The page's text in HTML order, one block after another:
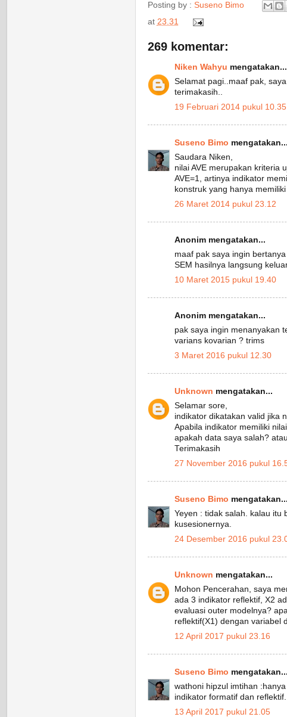
Posting by : Suseno Bimo
at 23.31
269 komentar:
Niken Wahyu mengatakan...
Selamat pagi..maaf pak,
terimakasih..
19 Februari 2014 pukul 10.35
Suseno Bimo mengatakan...
Saudara Niken,
nilai AVE merupakan kriteria
AVE=1, artinya indikator
konstruk yang hanya
26 Maret 2014 pukul 23.12
Anonim mengatakan...
maaf pak saya ingin
SEM hasilnya langsung
10 Maret 2015 pukul 19.40
Anonim mengatakan...
pak saya ingin menanyakan
varians kovarian ? trims
3 Maret 2016 pukul 12.30
Unknown mengatakan...
Selamar sore,
indikator dikatakan valid jika
Apabila indikator memiliki
apakah data saya salah?
Terimakasih
27 November 2016 pukul
Suseno Bimo mengatakan...
Yeyen : tidak salah. kalau itu
kusesionernya.
24 Desember 2016 pukul
Unknown mengatakan...
Mohon Pencerahan, saya
ada 3 indikator reflektif, X2
evaluasi outer modelnya?
reflektif(X1) dengan variabel
12 April 2017 pukul 23.16
Suseno Bimo mengatakan...
wathoni hipzul imtihan
indikator formatif dan reflektif.
13 April 2017 pukul 21.05